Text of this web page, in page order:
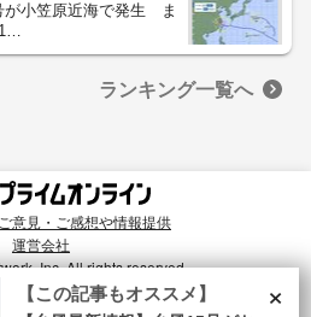
が小笠原近海で発生 ま
ランキング一覧へ
意見・ご感想や情報提供
運営会社
Inc. All rights reserved.
味・関⼼に合致したコンテンツや広告配信を提供する
細は、
プライバシーポリシー をご確認ください。×
【この記事もオススメ】